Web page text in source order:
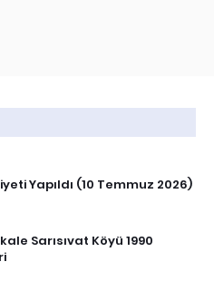
Yapıldı (10 Temmuz 2026)
Sarısıvat Köyü 1990